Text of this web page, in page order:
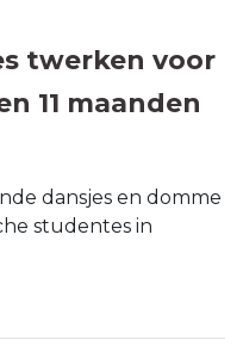
twerken voor
11 maanden
dansjes en domme
studentes in